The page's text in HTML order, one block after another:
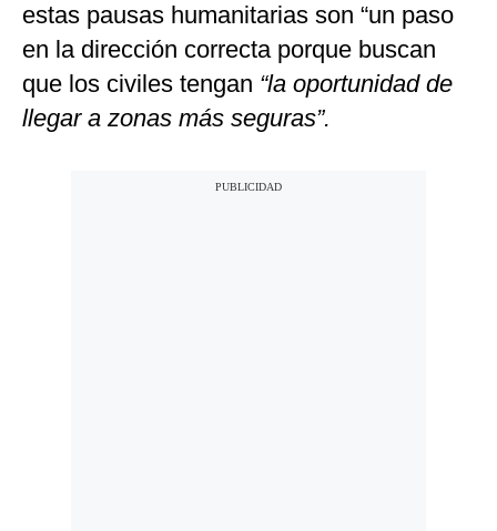
estas pausas humanitarias son “un paso
en la dirección correcta porque buscan
que los civiles tengan “la oportunidad de
llegar a zonas más seguras”.